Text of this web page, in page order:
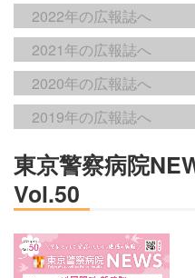
2022年の広報誌へ
2021年の広報誌へ
2020年の広報誌へ
2019年の広報誌へ
東京警察病院
Vol.50